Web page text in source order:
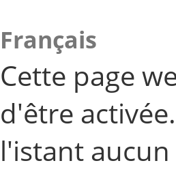
Français
Cette page
d'être
l'istant